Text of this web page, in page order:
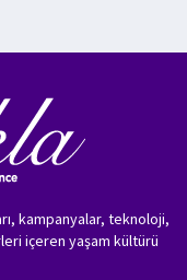
kampanyalar, teknoloji,
içeren yaşam kültürü